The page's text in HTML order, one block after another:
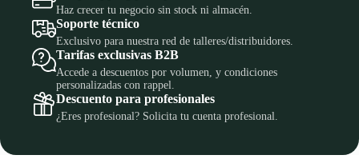
Haz crecer tu negocio sin stock ni almacén.
Soporte técnico
Exclusivo para nuestra red de talleres/distribuidores.
Tarifas exclusivas B2B
Accede a descuentos por volumen, y condiciones
personalizadas con rappel.
Descuento para profesionales
¿Eres profesional? Solicita tu cuenta profesional.